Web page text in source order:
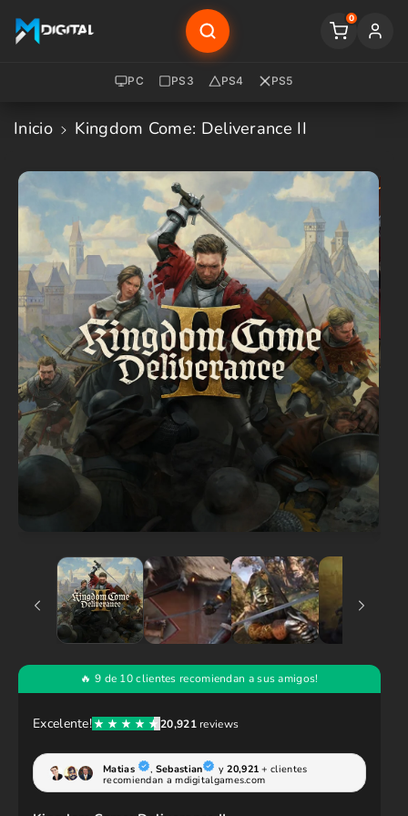
Contenido
0
PC PS3 PS4 PS5
Inicio Kingdom Come: Deliverance II
Saltar A
Informació
N Del
Producto